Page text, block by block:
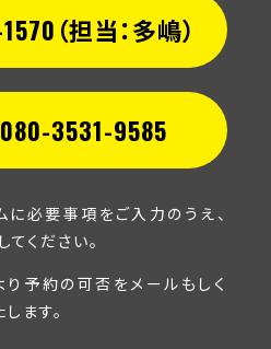
（担当：多嶋）
3531-9585
必要事項をご入力のうえ、
ください。
予約の可否をメールもしく
ます。